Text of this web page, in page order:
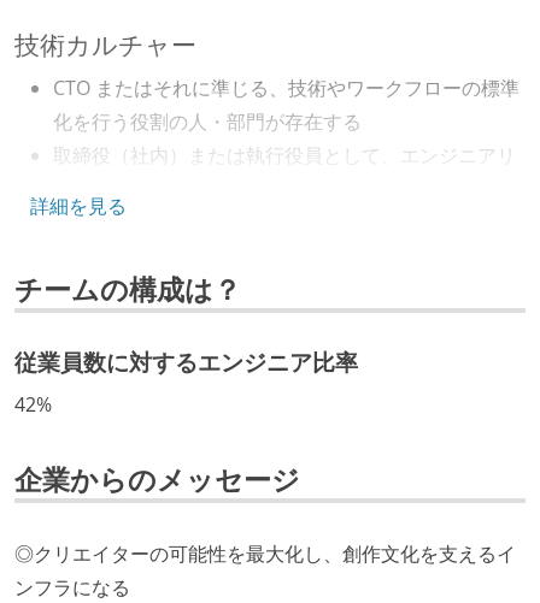
技術カルチャー
CTO またはそれに準じる、技術やワークフローの標準
化を行う役割の人・部門が存在する
取締役（社内）または執行役員として、エンジニアリ
日本国内であれば、居住地は問わずにフルリモートで
きる
フレックスタイム制または裁量労働制を採用している
待遇・福利厚生
イが支給される
選考プロセス
コーディングテストがある（オンラインテスト）
詳細を見る
チームの構成は？
従業員数に対するエンジニア比率
42%
企業からのメッセージ
◎クリエイターの可能性を最大化し、創作文化を支えるイ
ンフラになる